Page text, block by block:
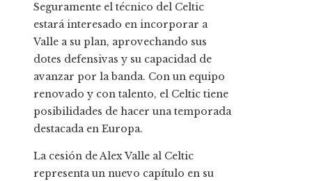
Seguramente el técnico del Celtic
estará interesado en incorporar a
Valle a su plan, aprovechando sus
dotes defensivas y su capacidad de
avanzar por la banda. Con un equipo
renovado y con talento, el Celtic tiene
posibilidades de hacer una temporada
destacada en Europa.
La cesión de Alex Valle al Celtic
representa un nuevo capítulo en su